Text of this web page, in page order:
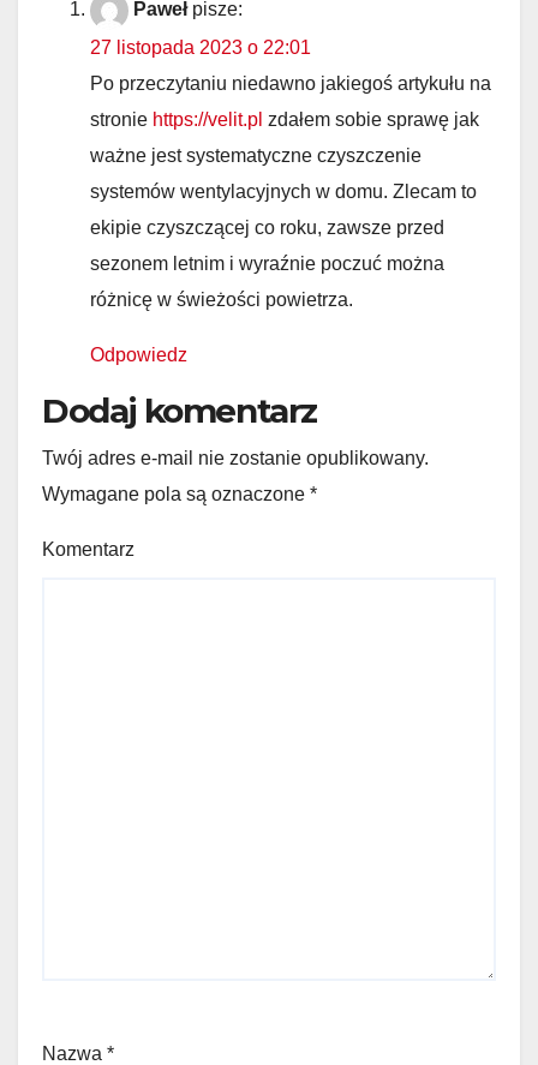
Paweł pisze:
27 listopada 2023 o 22:01
Po przeczytaniu niedawno jakiegoś artykułu na
stronie https://velit.pl zdałem sobie sprawę jak
ważne jest systematyczne czyszczenie
systemów wentylacyjnych w domu. Zlecam to
ekipie czyszczącej co roku, zawsze przed
sezonem letnim i wyraźnie poczuć można
różnicę w świeżości powietrza.
Odpowiedz
Dodaj komentarz
Twój adres e-mail nie zostanie opublikowany.
Wymagane pola są oznaczone *
Komentarz
Nazwa *